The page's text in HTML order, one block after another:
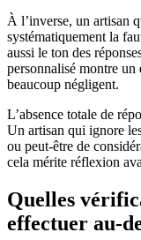
À l’inverse, un artisan
systématiquement la
aussi le ton des
personnalisé montre un
beaucoup négligent.
L’absence totale de
Un artisan qui ignore
ou peut-être de
cela mérite réflexion
Quelles
effectuer au-